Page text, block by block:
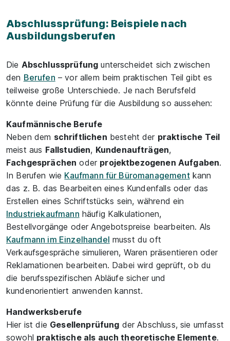
Abschlussprüfung: Beispiele nach
Ausbildungsberufen
Die Abschlussprüfung unterscheidet sich zwischen
den Berufen – vor allem beim praktischen Teil gibt es
teilweise große Unterschiede. Je nach Berufsfeld
könnte deine Prüfung für die Ausbildung so aussehen:
Kaufmännische Berufe
Neben dem schriftlichen besteht der praktische Teil
meist aus Fallstudien, Kundenaufträgen,
Fachgesprächen oder projektbezogenen Aufgaben.
In Berufen wie Kaufmann für Büromanagementkann
das z. B. das Bearbeiten eines Kundenfalls oder das
Erstellen eines Schriftstücks sein, während ein
Industriekaufmann häufig Kalkulationen,
Bestellvorgänge oder Angebotspreise bearbeiten. Als
Kaufmann im Einzelhandel musst du oft
Verkaufsgespräche simulieren, Waren präsentieren oder
Reklamationen bearbeiten. Dabei wird geprüft, ob du
die berufsspezifischen Abläufe sicher und
kundenorientiert anwenden kannst.
Handwerksberufe
Hier ist die Gesellenprüfung der Abschluss, sie umfasst
sowohl praktische als auch theoretische Elemente.